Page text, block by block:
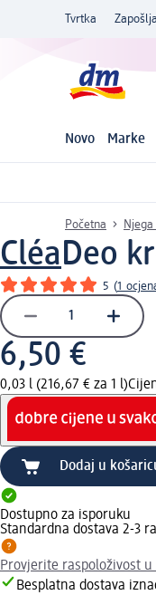
Tvrtka
Novo Marke
Početna
CléaDeo
5 (1
6,50 €
0,03 l (216,67 € za 1 l)
Dodaj u
Dostupno za isporuku
Standardna dostava 2-3
Provjerite raspoloživost
Besplatna dostava